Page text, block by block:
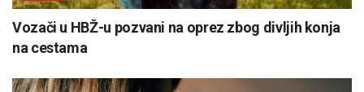
Vozači u HBŽ-u pozvani na oprez zbog divljih konja
na cestama